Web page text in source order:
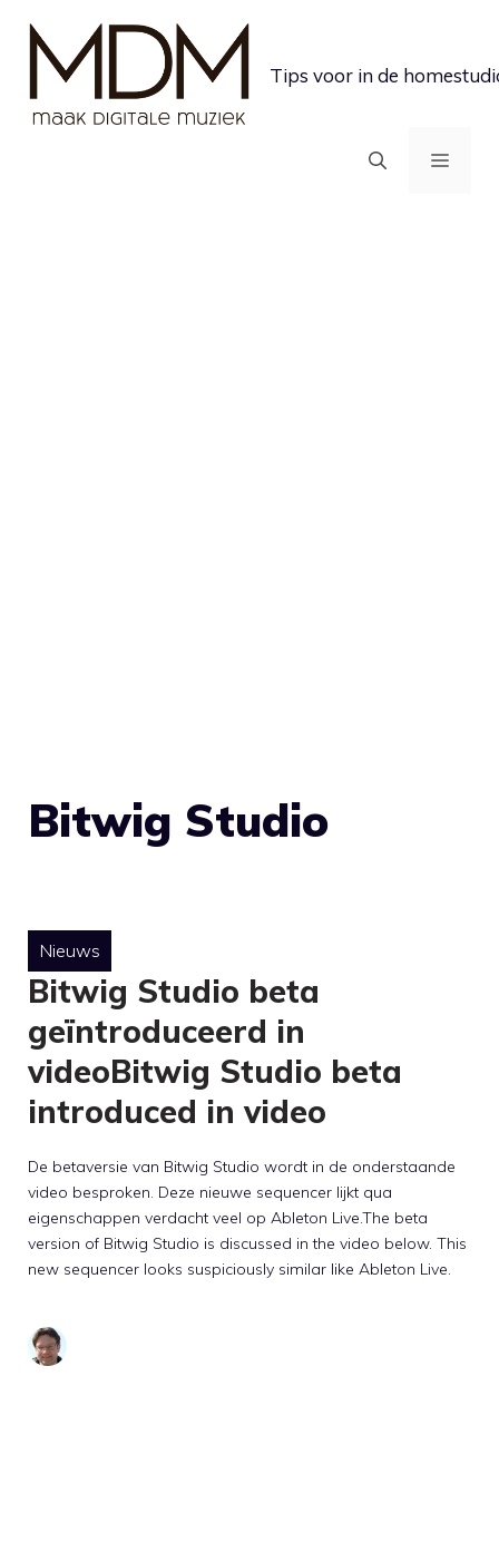
inhoud
Tips voor in de
MENU
Bitwig Studio
Nieuws
Bitwig Studio beta
geïntroduceerd in
videoBitwig Studio beta
introduced in video
De betaversie van Bitwig Studio wordt in de onderstaande
video besproken. Deze nieuwe sequencer lijkt qua
eigenschappen verdacht veel op Ableton Live.The beta
version of Bitwig Studio is discussed in the video below. This
new sequencer looks suspiciously similar like Ableton Live.